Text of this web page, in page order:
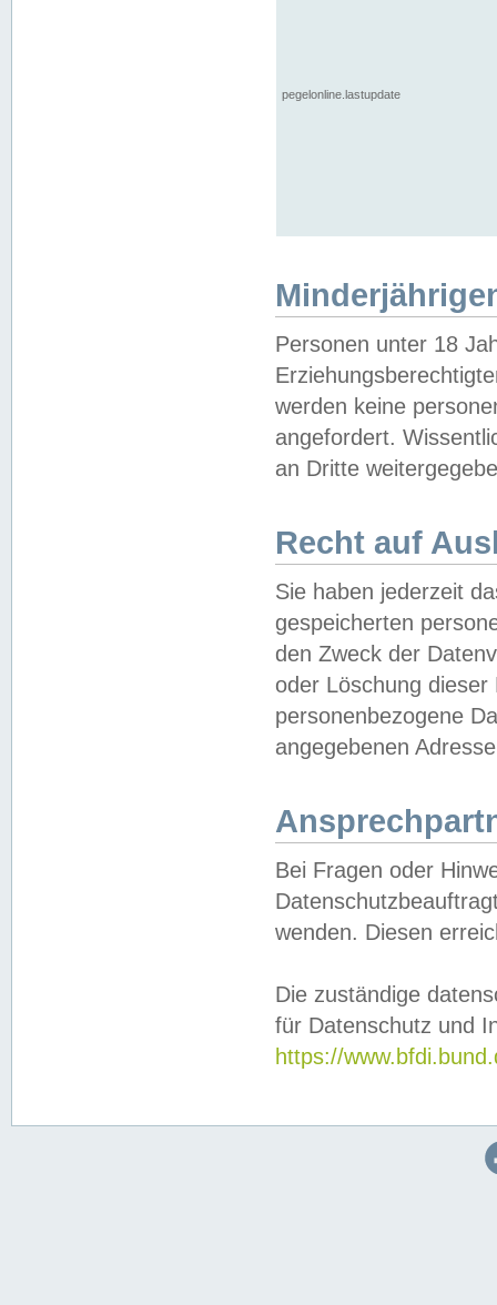
pegelonline.lastupdate
Personen unter 18
werden keine
angefordert.
an Dritte
Recht auf
Sie haben jederzeit
gespeicherten
den Zweck der
oder Löschung
personenbezogene
angegebenen
Bei Fragen oder
wenden. Diesen
Die zuständige
für Datenschutz und
https://